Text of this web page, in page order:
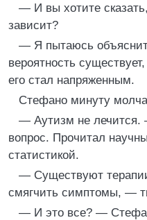
— И вы хотите
зависит?
— Я пытаюсь
вероятность
его стал напряженным.
Стефано минуту
— Аутизм не лечится.
вопрос. Прочитал
статистикой.
— Существуют
смягчить симптомы, —
— И это все? —